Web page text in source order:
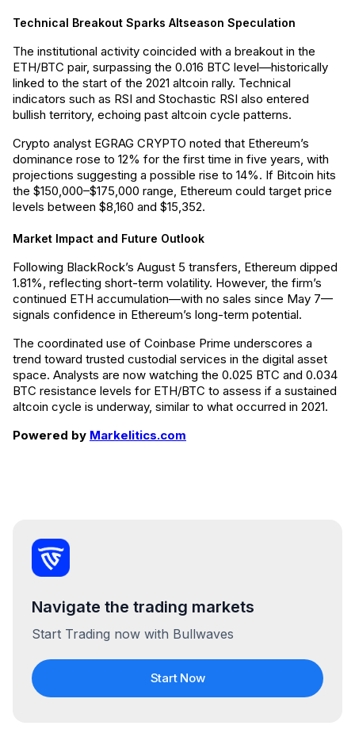
Technical Breakout Sparks Altseason Speculation
The institutional activity coincided with a breakout in the
ETH/BTC pair, surpassing the 0.016 BTC level—historically
linked to the start of the 2021 altcoin rally. Technical
indicators such as RSI and Stochastic RSI also entered
bullish territory, echoing past altcoin cycle patterns.
Crypto analyst EGRAG CRYPTO noted that Ethereum’s
dominance rose to 12% for the first time in five years, with
projections suggesting a possible rise to 14%. If Bitcoin hits
the $150,000–$175,000 range, Ethereum could target price
levels between $8,160 and $15,352.
Market Impact and Future Outlook
Following BlackRock’s August 5 transfers, Ethereum dipped
1.81%, reflecting short-term volatility. However, the firm’s
continued ETH accumulation—with no sales since May 7—
signals confidence in Ethereum’s long-term potential.
The coordinated use of Coinbase Prime underscores a
trend toward trusted custodial services in the digital asset
space. Analysts are now watching the 0.025 BTC and 0.034
BTC resistance levels for ETH/BTC to assess if a sustained
altcoin cycle is underway, similar to what occurred in 2021.
Powered by Markelitics.com
Navigate the trading markets
Start Trading now with Bullwaves
Start Now